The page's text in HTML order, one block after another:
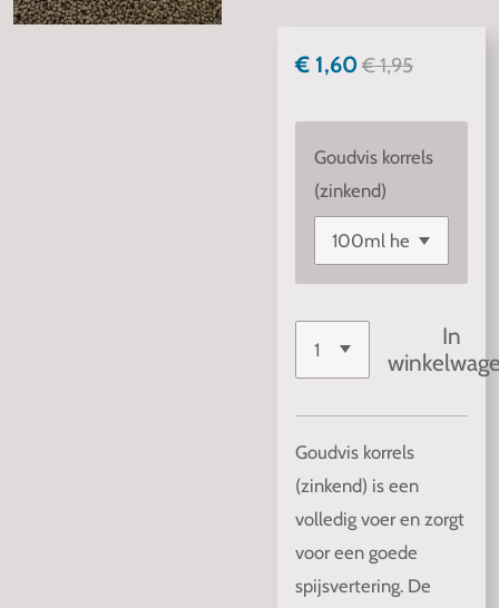
€ 1,60€ 1,95
Goudvis korrels
(zinkend)
In
Goudvis korrels
(zinkend) is een
volledig voer en zorgt
voor een goede
spijsvertering. De